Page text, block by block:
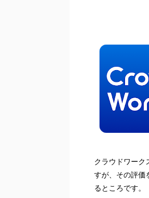
クラウドワーク
すが、その評価
るところです。